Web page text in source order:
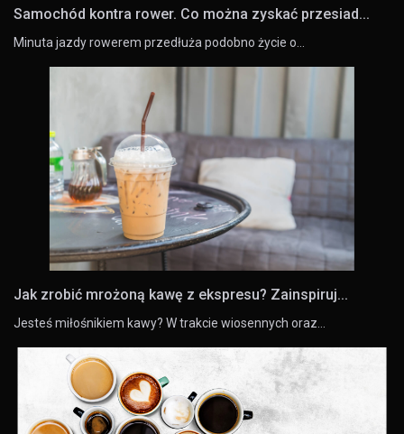
Samochód kontra rower. Co można zyskać przesiad...
Minuta jazdy rowerem przedłuża podobno życie o…
Jak zrobić mrożoną kawę z ekspresu? Zainspiruj...
Jesteś miłośnikiem kawy? W trakcie wiosennych oraz…